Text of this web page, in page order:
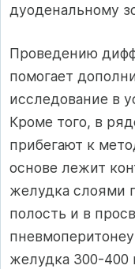
дуоденальному
Проведению
помогает
исследование в
Кроме того, в
прибегают к
основе лежит
желудка слоями
полость и в
желудка 300-400